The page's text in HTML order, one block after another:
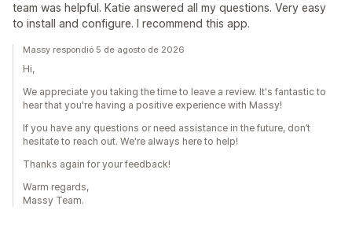
team was helpful. Katie answered all my questions. Very easy
to install and configure. I recommend this app.
Massy respondió 5 de agosto de 2026
Hi,
We appreciate you taking the time to leave a review. It's fantastic to
hear that you're having a positive experience with Massy!
If you have any questions or need assistance in the future, don’t
hesitate to reach out. We're always here to help!
Thanks again for your feedback!
Warm regards,
Massy Team.